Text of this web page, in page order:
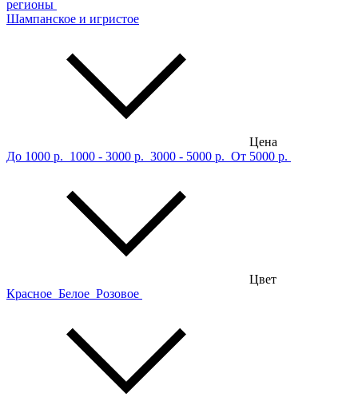
регионы
Шампанское и игристое
Цена
До 1000 р. 1000 - 3000 р. 3000 - 5000 р. От 5000 р.
Цвет
Красное Белое Розовое